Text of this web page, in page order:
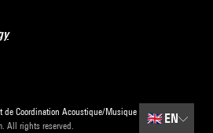
de Coordination Acoustique/Musique
All rights reserved.
🇬🇧 EN